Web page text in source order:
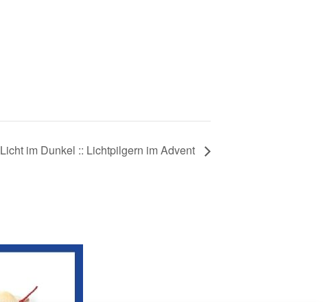
Licht im Dunkel :: Lichtpilgern im Advent